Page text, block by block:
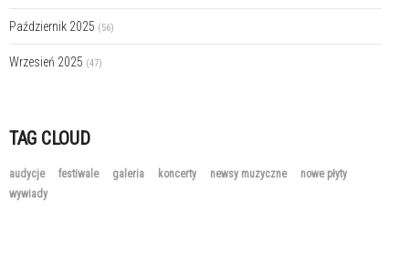
Październik 2025 (56)
Wrzesień 2025 (47)
TAG CLOUD
audycje festiwale galeria koncerty newsy muzyczne
nowe płyty
wywiady